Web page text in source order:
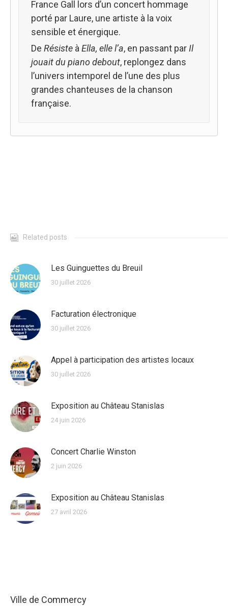
France Gall lors d’un concert hommage
porté par Laure, une artiste à la voix
sensible et énergique.
De Résiste à Ella, elle l’a, en passant par Il
jouait du piano debout, replongez dans
l’univers intemporel de l’une des plus
grandes chanteuses de la chanson
française.
Related posts
Les Guinguettes du Breuil
30 juillet 2026
Facturation électronique
30 juillet 2026
Appel à participation des artistes locaux
30 juillet 2026
Exposition au Château Stanislas
24 juin 2026
Concert Charlie Winston
2 juin 2026
Exposition au Château Stanislas
27 avril 2026
Ville de Commercy